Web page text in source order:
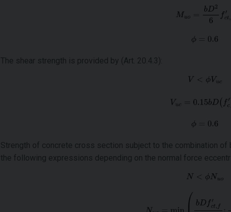
The shear strength is provided by (Art. 20.4.3):
Strength of concrete cross section subject to the combination
the following expressions depending on the normal force